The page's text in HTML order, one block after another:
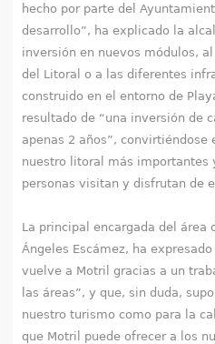
hecho por parte del
desarrollo”, ha explicado la
inversión en nuevos módulos,
del Litoral o a las diferentes
construido en el entorno de
resultado de “una inversión de
apenas 2 años”, convirtiéndose
nuestro litoral más importantes
personas visitan y disfrutan de
La principal encargada del área
Ángeles Escámez, ha
vuelve a Motril gracias a un
las áreas”, y que, sin duda,
nuestro turismo como para la
que Motril puede ofrecer a los